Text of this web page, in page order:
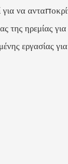
να
της ηρεμίας
εργασίας